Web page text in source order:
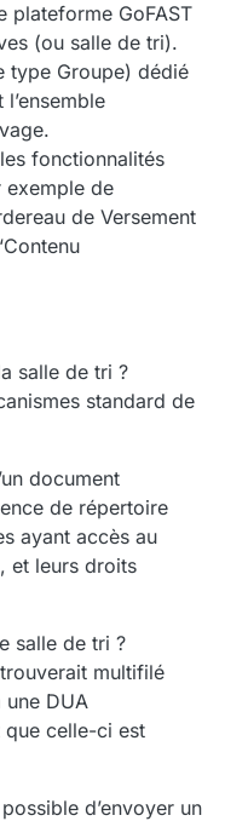
plateforme GoFAST
(ou salle de tri).
type Groupe) dédié
fonctionnalités
exemple de
de Versement
salle de tri ?
standard de
document
de répertoire
ayant accès au
et leurs droits
salle de tri ?
multifilé
une DUA
que celle-ci est
d’envoyer un